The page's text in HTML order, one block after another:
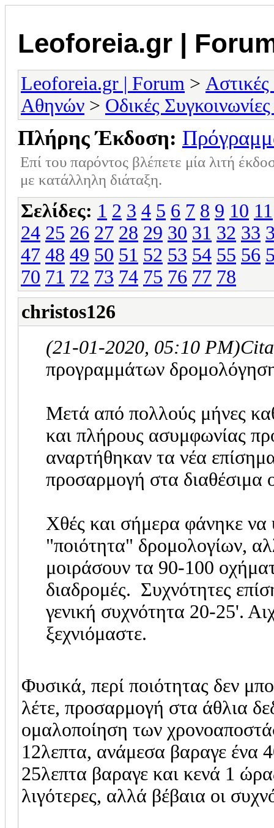
Leoforeia.gr |
Leoforeia.gr | Forum >
Αθηνών > Οδικές
Πλήρης Έκδοση:
Επί του παρόντος βλέπετε μία λιτή
με κατάλληλη διάταξη.
Σελίδες: 1 2 3 4 5 6 7 8 9 10 11
24 25 26 27 28 29 30 31 32 33
47 48 49 50 51 52 53 54 55 56
70 71 72 73 74 75 76 77 78
christos126
(21-01-2020, 05:10 PM)
προγραμμάτων
Μετά από πολλούς μήνες
και πλήρους ασυμφωνίας
αναρτήθηκαν τα νέα
προσαρμογή στα διαθέσιμα
Χθές και σήμερα φάνηκε να
"ποιότητα" δρομολογίων,
μοιράσουν τα 90-100
διαδρομές. Συχνότητες
γενική συχνότητα 20-25'.
ξεχνιόμαστε.
Φυσικά, περί ποιότητας δεν
λέτε, προσαρμογή στα άθλια
ομαλοποίηση των
12λεπτα, ανάμεσα βαραγε ένα
25λεπτα βαραγε και κενά 1
λιγότερες, αλλά βέβαια οι